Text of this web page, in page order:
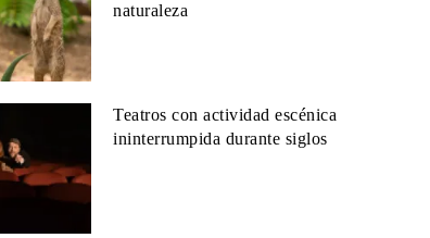
naturaleza
Teatros con actividad escénica
ininterrumpida durante siglos